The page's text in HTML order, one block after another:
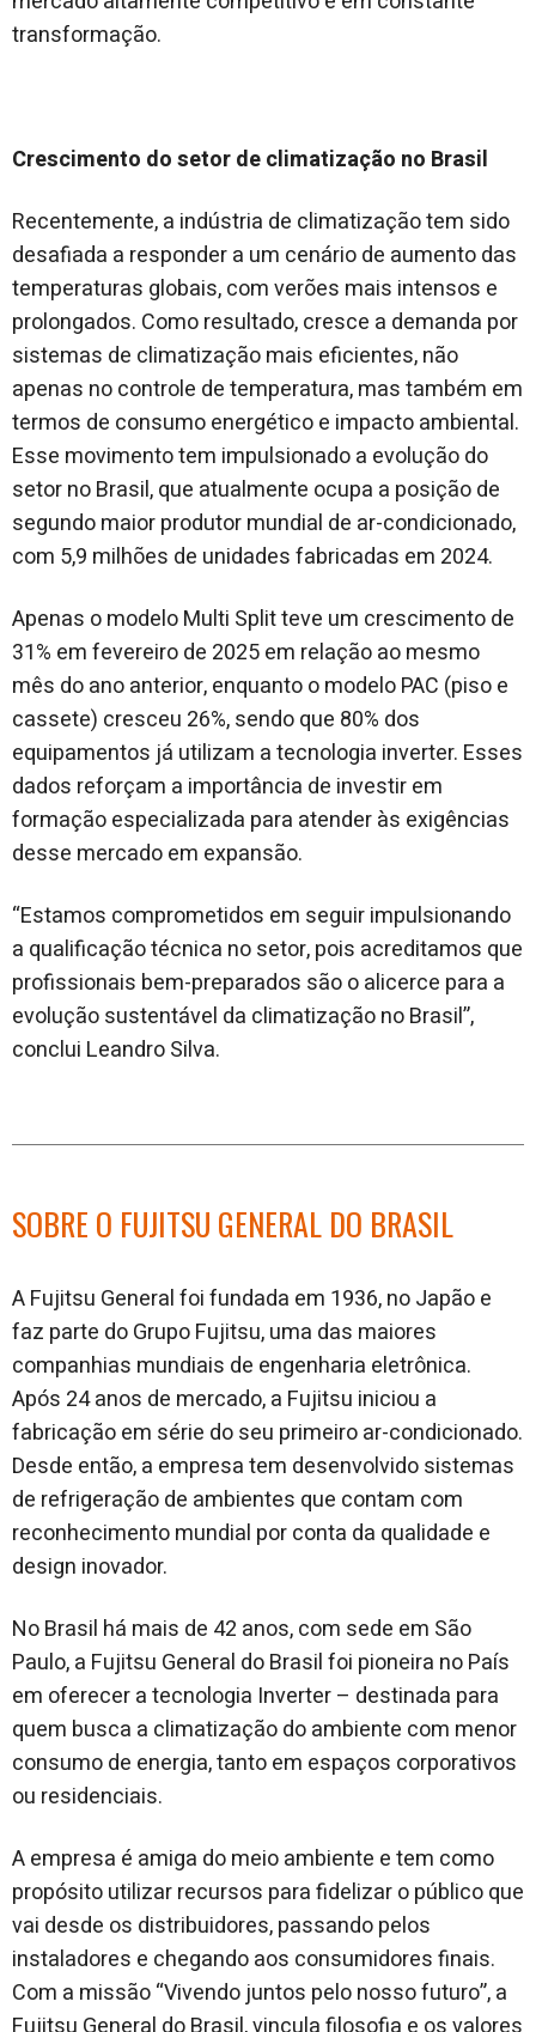
transformação.
Crescimento do setor de climatização no Brasil
Recentemente, a indústria de climatização tem sido
desafiada a responder a um cenário de aumento das
temperaturas globais, com verões mais intensos e
prolongados. Como resultado, cresce a demanda por
sistemas de climatização mais eficientes, não
apenas no controle de temperatura, mas também em
termos de consumo energético e impacto ambiental.
Esse movimento tem impulsionado a evolução do
setor no Brasil, que atualmente ocupa a posição de
segundo maior produtor mundial de ar-condicionado,
com 5,9 milhões de unidades fabricadas em 2024.
Apenas o modelo Multi Split teve um crescimento de
31% em fevereiro de 2025 em relação ao mesmo
mês do ano anterior, enquanto o modelo PAC (piso e
cassete) cresceu 26%, sendo que 80% dos
equipamentos já utilizam a tecnologia inverter. Esses
dados reforçam a importância de investir em
formação especializada para atender às exigências
desse mercado em expansão.
“Estamos comprometidos em seguir impulsionando
a qualificação técnica no setor, pois acreditamos que
profissionais bem-preparados são o alicerce para a
evolução sustentável da climatização no Brasil”,
conclui Leandro Silva.
SOBRE O FUJITSU GENERAL DO BRASIL
A Fujitsu General foi fundada em 1936, no Japão e
faz parte do Grupo Fujitsu, uma das maiores
companhias mundiais de engenharia eletrônica.
Após 24 anos de mercado, a Fujitsu iniciou a
fabricação em série do seu primeiro ar-condicionado.
Desde então, a empresa tem desenvolvido sistemas
de refrigeração de ambientes que contam com
reconhecimento mundial por conta da qualidade e
design inovador.
No Brasil há mais de 42 anos, com sede em São
Paulo, a Fujitsu General do Brasil foi pioneira no País
em oferecer a tecnologia Inverter – destinada para
quem busca a climatização do ambiente com menor
consumo de energia, tanto em espaços corporativos
ou residenciais.
A empresa é amiga do meio ambiente e tem como
propósito utilizar recursos para fidelizar o público que
vai desde os distribuidores, passando pelos
instaladores e chegando aos consumidores finais.
Com a missão “Vivendo juntos pelo nosso futuro”, a